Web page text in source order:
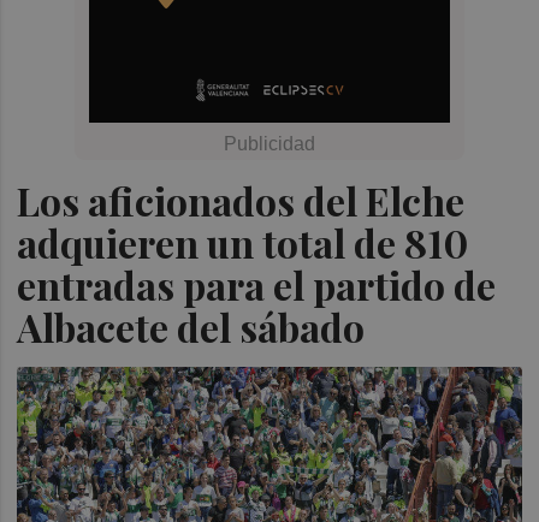
Los aficionados del Elche
adquieren un total de 810
entradas para el partido de
Albacete del sábado